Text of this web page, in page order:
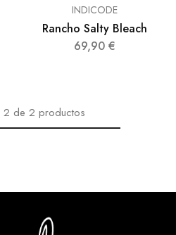
INDICODE
Rancho Salty Bleach
69,90 €
2 de 2 productos